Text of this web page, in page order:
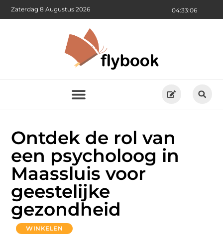
04:33:07
Zaterdag 8 Augustus 2026
Ontdek de rol van
een psycholoog in
Maassluis voor
geestelijke
gezondheid
WINKELEN